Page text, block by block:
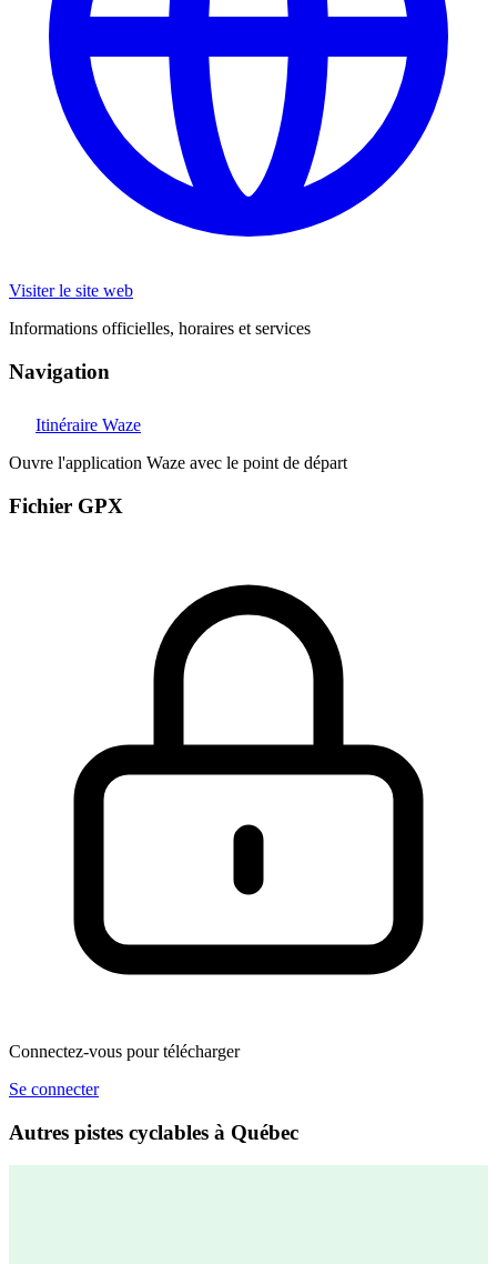
Visiter le site web
Informations officielles, horaires et services
Navigation
Itinéraire Waze
Ouvre l'application Waze avec le point de départ
Fichier GPX
Connectez-vous pour télécharger
Se connecter
Autres pistes cyclables à Québec